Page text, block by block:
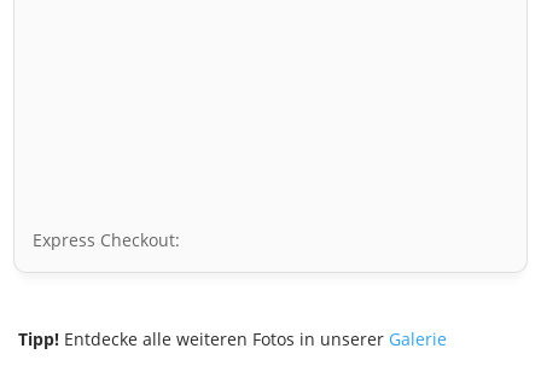
Express Checkout:
Tipp! Entdecke alle weiteren Fotos in unserer Galerie